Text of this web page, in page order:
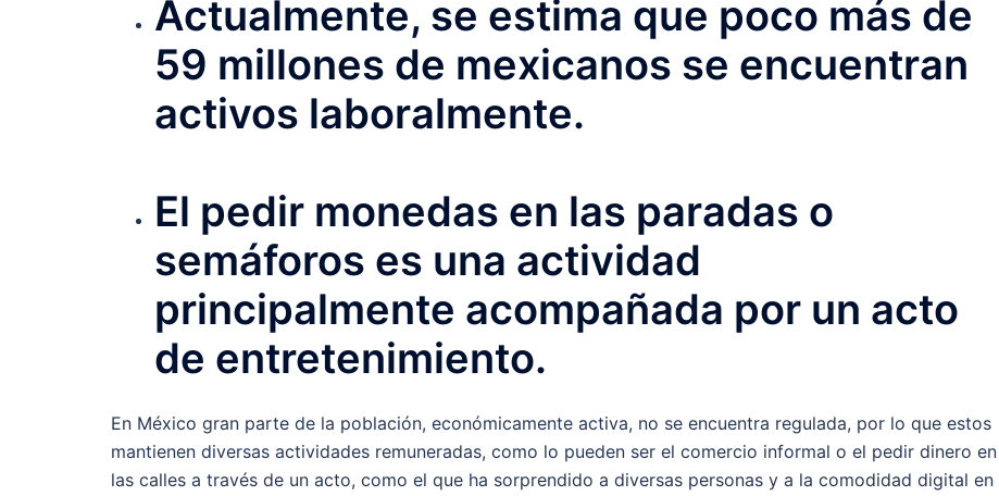
Actualmente, se estima que poco más de
59 millones de mexicanos se encuentran
activos laboralmente.
El pedir monedas en las paradas o
semáforos es una actividad
principalmente acompañada por un acto
de entretenimiento.
En México gran parte de la población, económicamente activa, no se encuentra regulada, por lo que estos
mantienen diversas actividades remuneradas, como lo pueden ser el comercio informal o el pedir dinero en
las calles a través de un acto, como el que ha sorprendido a diversas personas y a la comodidad digital en